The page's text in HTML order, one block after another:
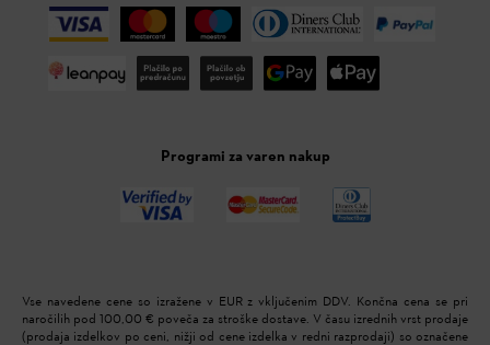
Programi za varen nakup
Vse navedene cene so izražene v EUR z vključenim DDV. Končna cena se pri
naročilih pod 100,00 € poveča za stroške dostave. V času izrednih vrst prodaje
(prodaja izdelkov po ceni, nižji od cene izdelka v redni razprodaji) so označene